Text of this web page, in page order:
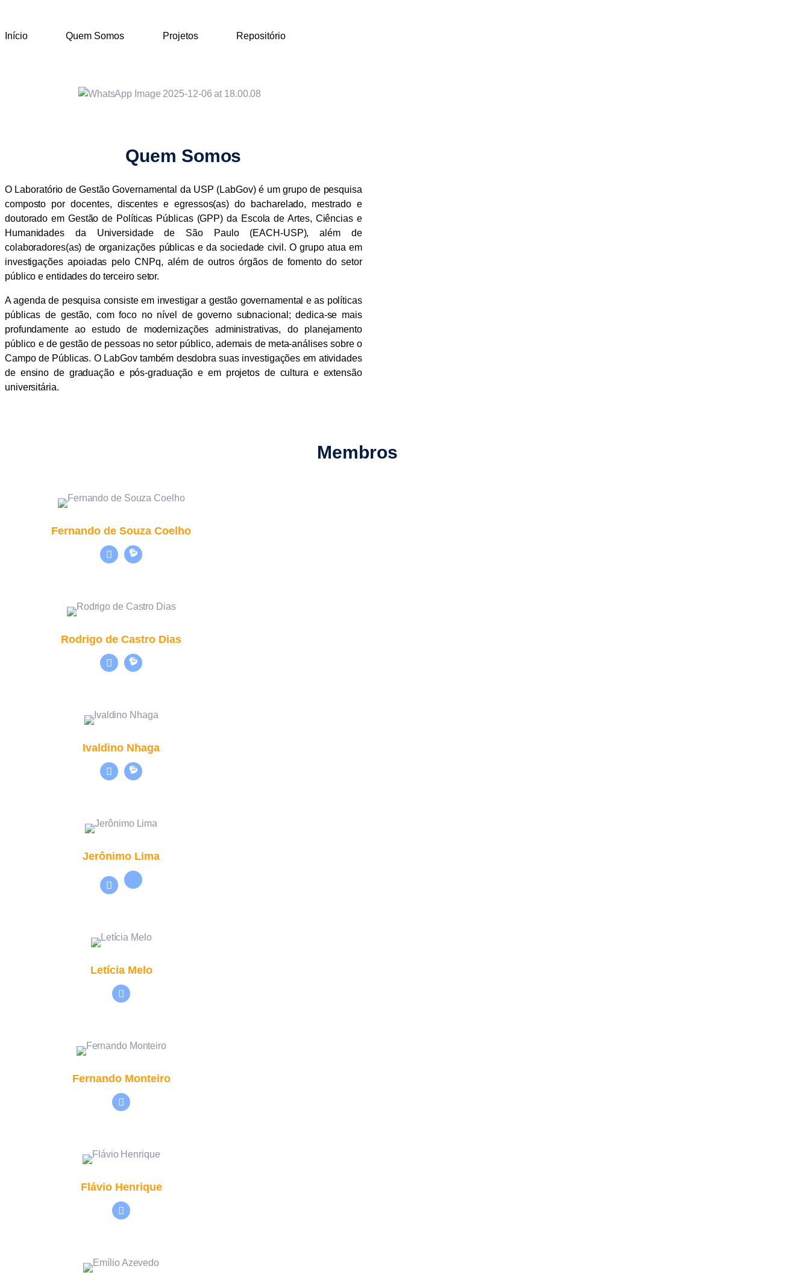
Início Quem Somos Projetos Repositório
Quem Somos
O Laboratório de Gestão Governamental da USP (LabGov) é um grupo de pesquisa
composto por docentes, discentes e egressos(as) do bacharelado, mestrado e
doutorado em Gestão de Políticas Públicas (GPP) da Escola de Artes, Ciências e
Humanidades da Universidade de São Paulo (EACH-USP), além de
colaboradores(as) de organizações públicas e da sociedade civil. O grupo atua em
investigações apoiadas pelo CNPq, além de outros órgãos de fomento do setor
público e entidades do terceiro setor.
A agenda de pesquisa consiste em investigar a gestão governamental e as políticas
públicas de gestão, com foco no nível de governo subnacional; dedica-se mais
profundamente ao estudo de modernizações administrativas, do planejamento
público e de gestão de pessoas no setor público, ademais de meta-análises sobre o
Campo de Públicas. O LabGov também desdobra suas investigações em atividades
de ensino de graduação e pós-graduação e em projetos de cultura e extensão
universitária.
Membros
Fernando de Souza Coelho
Rodrigo de Castro Dias
Ivaldino Nhaga
Jerônimo Lima
Letícia Melo
Fernando Monteiro
Flávio Henrique